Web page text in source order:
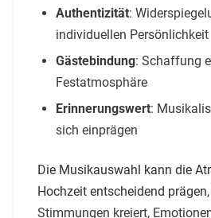
Authentizität:
individuellen Persönlichkeit
Gästebindung: Schaffung
Festatmosphäre
Erinnerungswert:
sich einprägen
Die Musikauswahl kann die
Hochzeit entscheidend prägen
Stimmungen kreiert,